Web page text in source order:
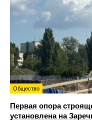
Общество
Первая опора
установлена на